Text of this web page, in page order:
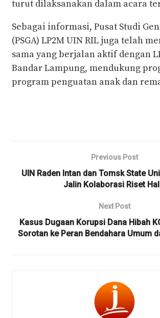
turut dilaksanakan dalam acara
Sebagai informasi, Pusat Studi
(PSGA) LP2M UIN RIL juga telah
sama yang berjalan aktif dengan
Bandar Lampung, mendukung
program penguatan anak dan
Previous Post
UIN Raden Intan dan Tomsk State
Jalin Kolaborasi Riset
Next Post
Kasus Dugaan Korupsi Dana Hibah
Sorotan ke Peran Bendahara Umum